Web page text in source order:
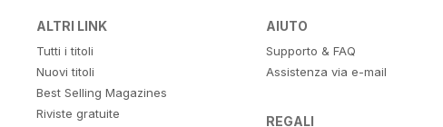
ALTRI LINK
Tutti i titoli
Nuovi titoli
Best Selling Magazines
Riviste gratuite
AIUTO
Supporto & FAQ
Assistenza via e-mail
REGALI